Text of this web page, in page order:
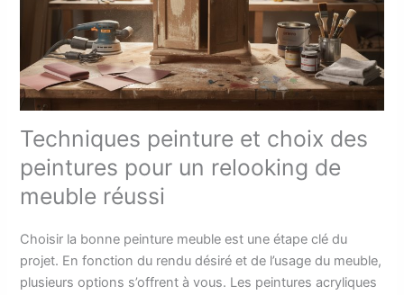
Techniques peinture et choix des
peintures pour un relooking de
meuble réussi
Choisir la bonne peinture meuble est une étape clé du
projet. En fonction du rendu désiré et de l’usage du meuble,
plusieurs options s’offrent à vous. Les peintures acryliques